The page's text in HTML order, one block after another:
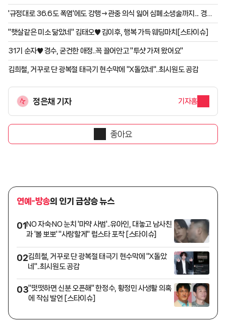
"치료마치고 퇴원"
'규정대로 36.6도 폭염'에도 강행→관중 의식 잃어 심폐소생술까지... 경증
질환자도 23명 발생 [인천 현장]
"햇살같은 미소 닮았네" 김태오♥김이후, 행복 가득 웨딩마치[스타이슈]
31기 순자♥경수, 굳건한 애정..꼭 끌어안고 "투샷 가져 왔어요"
김희철, 거꾸로 단 광복절 태극기 현수막에 "X돌았네"..최시원도 공감
정은채 기자 기자홈
좋아요
연예-방송의 인기 급상승 뉴스
01NO 자숙·NO 눈치 '마약 사범'..유아인, 대놓고 남사친
과 '볼 뽀뽀' "사랑할게" 럽스타 포착 [스타이슈]
02김희철, 거꾸로 단 광복절 태극기 현수막에 "X돌았
네"..최시원도 공감
03"떳떳하면 신분 오픈해" 한정수, 황정민 사생활 의혹
에 작심 발언 [스타이슈]